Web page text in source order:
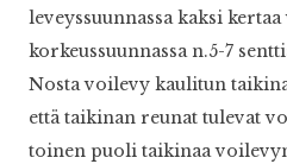
leveyssuunnassa kaksi
korkeussuunnassa n.5-7
Nosta voilevy kaulitun
että taikinan reunat tulevat
toinen puoli taikinaa